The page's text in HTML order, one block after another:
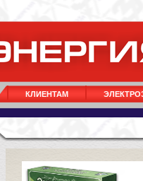
КЛИЕНТАМ